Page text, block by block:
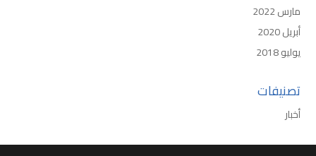
مارس 2022
أبريل 2020
يوليو 2018
تصنيفات
أخبار